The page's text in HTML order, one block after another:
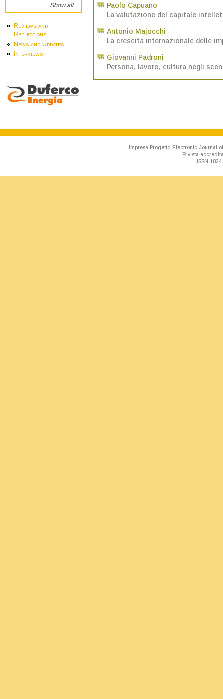
Show all
Reviews and
Reflections
News and Updates
Interviews
Paolo Capuano
La valutazione del capitale
Antonio Majocchi
La crescita internazionale delle
Giovanni Padroni
Persona, lavoro, cultura negli
Impresa Progetto-Electronic Journal
Rivista
ISSN